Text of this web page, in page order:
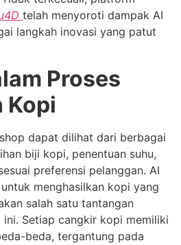
telah menyoroti dampak AI
langkah inovasi yang patut
Proses
Kopi
dapat dilihat dari berbagai
biji kopi, penentuan suhu,
preferensi pelanggan. AI
menghasilkan kopi yang
salah satu tantangan
Setiap cangkir kopi memiliki
beda, tergantung pada